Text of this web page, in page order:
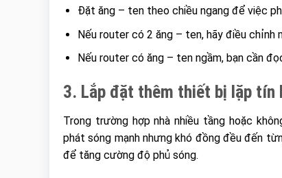
Đặt ăng – ten theo chiều ngang để việc
Nếu router có 2 ăng – ten, hãy điều
Nếu router có ăng – ten ngầm, bạn cần
3. Lắp đặt thêm thiết bị lặp tín
Trong trường hợp nhà nhiều tầng hoặc
phát sóng mạnh nhưng khó đồng đều đến
để tăng cường độ phủ sóng.